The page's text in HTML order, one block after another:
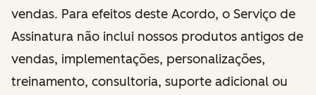
vendas. Para efeitos deste Acordo, o Serviço de
Assinatura não inclui nossos produtos antigos de
vendas, implementações, personalizações,
treinamento, consultoria, suporte adicional ou